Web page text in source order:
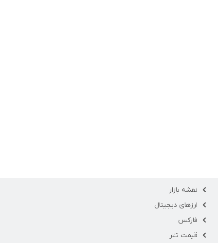
نقشه بازار
ارزهای دیجیتال
فارکس
قیمت تتر